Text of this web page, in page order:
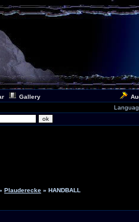
Gallery
Plauderecke » HANDBALL